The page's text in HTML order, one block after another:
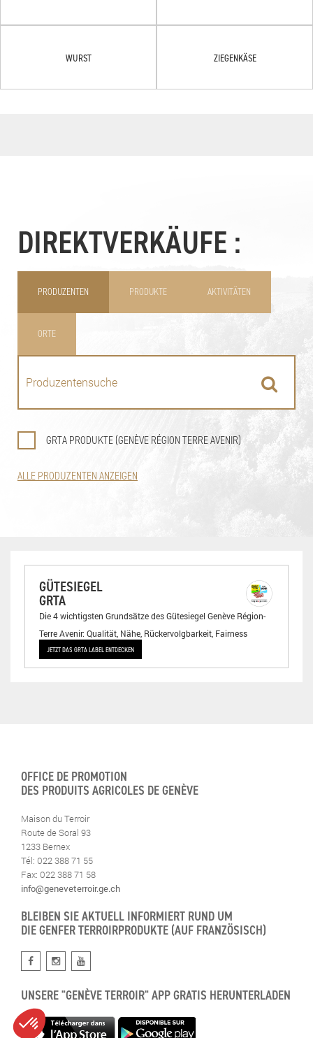
WURST ZIEGENKÄSE
DIREKTVERKÄUFE :
PRODUZENTEN PRODUKTE AKTIVITÄTEN
ORTE
GRTA PRODUKTE (GENÈVE RÉGION TERRE AVENIR)
ALLE PRODUZENTEN ANZEIGEN
GÜTESIEGEL
GRTA
Die 4 wichtigsten Grundsätze des Gütesiegel Genève Région-
Terre Avenir: Qualität, Nähe, Rückervolgbarkeit, Fairness
JETZT DAS GRTA LABEL ENTDECKEN
OFFICE DE PROMOTION
DES PRODUITS AGRICOLES DE GENÈVE
Maison du Terroir
Route de Soral 93
1233 Bernex
Tél: 022 388 71 55
Fax: 022 388 71 58
info@geneveterroir.ge.ch
BLEIBEN SIE AKTUELL INFORMIERT RUND UM
DIE GENFER TERROIRPRODUKTE (AUF FRANZÖSISCH)
UNSERE "GENÈVE TERROIR" APP GRATIS HERUNTERLADEN